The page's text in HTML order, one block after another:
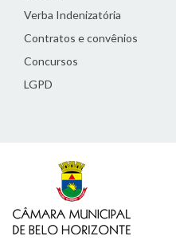
Verba Indenizatória
Contratos e convênios
Concursos
LGPD